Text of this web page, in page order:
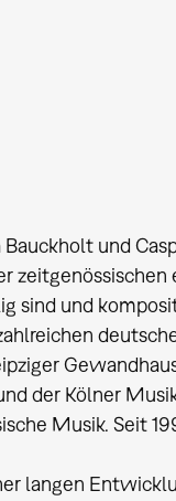
und
sind und
der Kölner
Musik. Seit
langen